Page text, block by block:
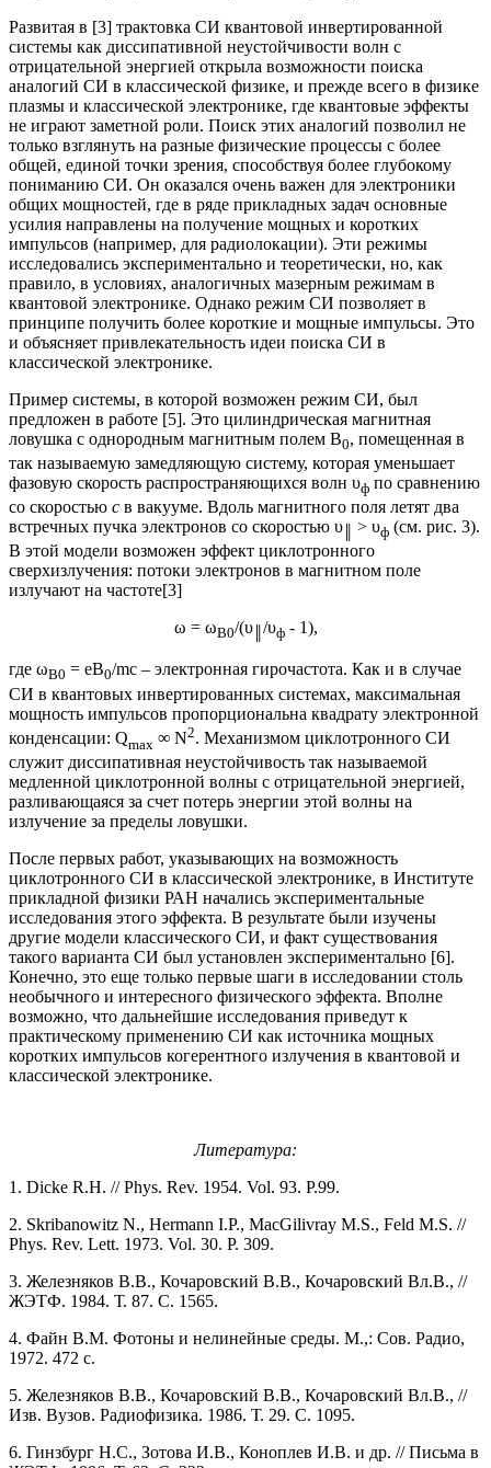
Развитая в [3] трактовка СИ квантовой инвертированной
системы как диссипативной неустойчивости волн с
отрицательной энергией открыла возможности поиска
аналогий СИ в классической физике, и прежде всего в физике
плазмы и классической электронике, где квантовые эффекты
не играют заметной роли. Поиск этих аналогий позволил не
только взглянуть на разные физические процессы с более
общей, единой точки зрения, способствуя более глубокому
пониманию СИ. Он оказался очень важен для электроники
общих мощностей, где в ряде прикладных задач основные
усилия направлены на получение мощных и коротких
импульсов (например, для радиолокации). Эти режимы
исследовались экспериментально и теоретически, но, как
правило, в условиях, аналогичных мазерным режимам в
квантовой электронике. Однако режим СИ позволяет в
принципе получить более короткие и мощные импульсы. Это
и объясняет привлекательность идеи поиска СИ в
классической электронике.
Пример системы, в которой возможен режим СИ, был
предложен в работе [5]. Это цилиндрическая магнитная
ловушка с однородным магнитным полем B0, помещенная в
так называемую замедляющую систему, которая уменьшает
фазовую скорость распространяющихся волн υф по сравнению
со скоростью с в вакууме. Вдоль магнитного поля летят два
встречных пучка электронов со скоростью υ
> υф (см. рис. 3).
В этой модели возможен эффект циклотронного
сверхизлучения: потоки электронов в магнитном поле
излучают на частоте[3]
ω = ωB0/(υ║ /υф- 1),
где ωB0 = eB0/mc – электронная гирочастота. Как и в случае
СИ в квантовых инвертированных системах, максимальная
мощность импульсов пропорциональна квадрату электронной
конденсации: Qmax ∞ N2. Механизмом циклотронного СИ
служит диссипативная неустойчивость так называемой
медленной циклотронной волны с отрицательной энергией,
разливающаяся за счет потерь энергии этой волны на
излучение за пределы ловушки.
После первых работ, указывающих на возможность
циклотронного СИ в классической электронике, в Институте
прикладной физики РАН начались экспериментальные
исследования этого эффекта. В результате были изучены
другие модели классического СИ, и факт существования
такого варианта СИ был установлен экспериментально [6].
Конечно, это еще только первые шаги в исследовании столь
необычного и интересного физического эффекта. Вполне
возможно, что дальнейшие исследования приведут к
практическому применению СИ как источника мощных
коротких импульсов когерентного излучения в квантовой и
классической электронике.
Литература:
1. Dicke R.H. // Phys. Rev. 1954. Vol. 93. P.99.
2. Skribanowitz N., Hermann I.P., MacGilivray M.S., Feld M.S. //
Phys. Rev. Lett. 1973. Vol. 30. P. 309.
3. Железняков В.В., Кочаровский В.В., Кочаровский Вл.В., //
ЖЭТФ. 1984. Т. 87. С. 1565.
4. Файн В.М. Фотоны и нелинейные среды. М.,: Сов. Радио,
1972. 472 с.
5. Железняков В.В., Кочаровский В.В., Кочаровский Вл.В., //
Изв. Вузов. Радиофизика. 1986. Т. 29. С. 1095.
6. Гинзбург Н.С., Зотова И.В., Коноплев И.В. и др. // Письма в